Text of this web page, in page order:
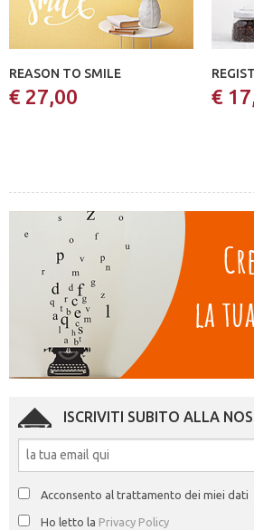
REASON TO SMILE
€ 27,00 €
ISCRIVITI SUBITO ALLA
Acconsento al trattamento dei miei dati
Ho letto la Privacy Policy